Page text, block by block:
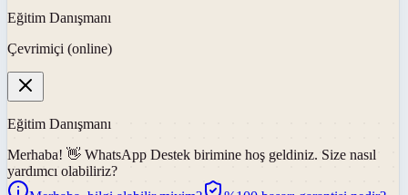
Eğitim Danışmanı
Çevrimiçi (online)
Eğitim Danışmanı
Merhaba! 👋 WhatsApp Destek birimine hoş geldiniz. Size nasıl
yardımcı olabiliriz?